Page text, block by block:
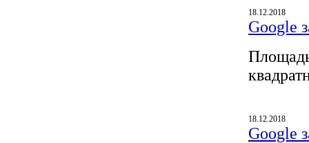
18.12.2018
Google
18.12.2018
Google